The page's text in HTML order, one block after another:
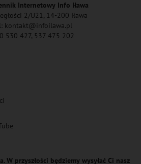
Internetowy Info Iława
2/U21, 14-200 Iława
kontakt@infoilawa.pl
530 427, 537 475 202
W przyszłości będziemy wysyłać Ci nasz